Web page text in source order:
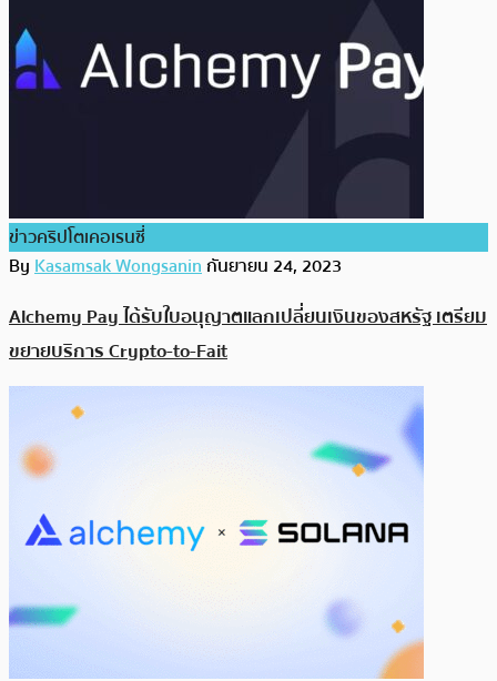
ข่าวคริปโตเคอเรนซี่
ByKasamsak Wongsaninกันยายน 24, 2023
Alchemy Pay ได้รับใบอนุญาตแลกเปลี่ยนเงินของสหรัฐ เตรียม
ขยายบริการ Crypto-to-Fait